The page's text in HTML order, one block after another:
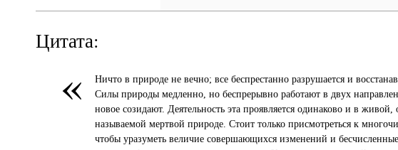
Цитата:
«
Ничто в природе не вечно; все беспрестанно разрушается и
Силы природы медленно, но беспрерывно работают в двух
новое созидают. Деятельность эта проявляется одинаково и в
называемой мертвой природе. Стоит только присмотреться к
чтобы уразуметь величие совершающихся изменений и